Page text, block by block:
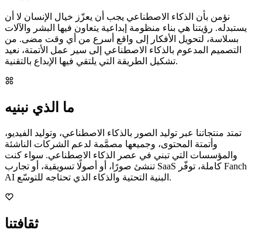
نؤمن بأن الذكاء الاصطناعي يجب أن يعزّز خيال الإنسان لا أن
يستبدله. رؤيتنا هي بناء منظومة إبداعية يتعاون فيها البشر والآلات
بسلاسة، لتحويل الأفكار إلى واقع أسرع من أي وقت مضى. من
التصميم المدعوم بالذكاء الاصطناعي إلى سير عمل الأتمتة، نعيد
تشكيل الطريقة التي يلتقي فيها الإبداع بالتقنية.
ما الذي نبنيه
تمتد منتجاتنا عبر توليد الصور بالذكاء الاصطناعي، وتوليد الفيديو،
وأتمتة المحتوى، وجميعها مصمَّمة لدعم الشركات الناشئة
والمؤسسات التي تبني في عصر الذكاء الاصطناعي. سواء كنت
تنشئ صورًا، أو أصولًا تسويقية، أو تجارب SaaS كاملة، توفّر Fanch
AI البنية التحتية والذكاء الذي تحتاجه للتوسّع.
ثقافتنا